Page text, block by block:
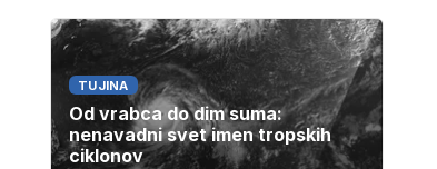
TUJINA
Od vrabca do dim suma:
nenavadni svet imen tropskih
ciklonov